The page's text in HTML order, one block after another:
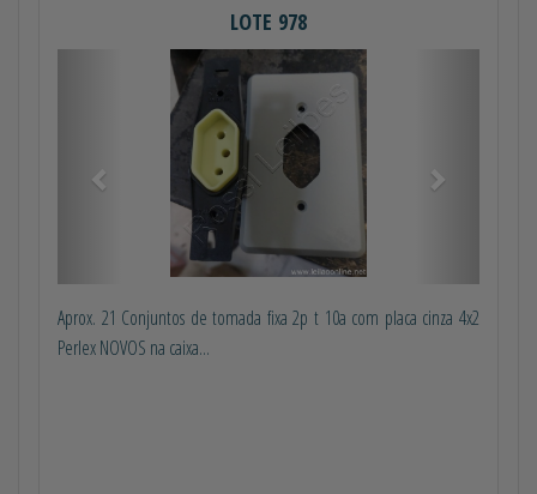
LOTE 978
Aprox. 21 Conjuntos de tomada fixa 2p t 10a com placa cinza 4x2
Perlex NOVOS na caixa...